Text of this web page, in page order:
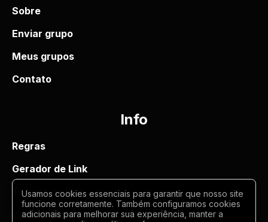
Sobre
Enviar grupo
Meus grupos
Contato
Info
Regras
Gerador de Link
Termos de uso
Politica de privacidade
Usamos cookies essenciais para garantir que nosso site
funcione corretamente. Também configuramos cookies
adicionais para melhorar sua experiência, manter a